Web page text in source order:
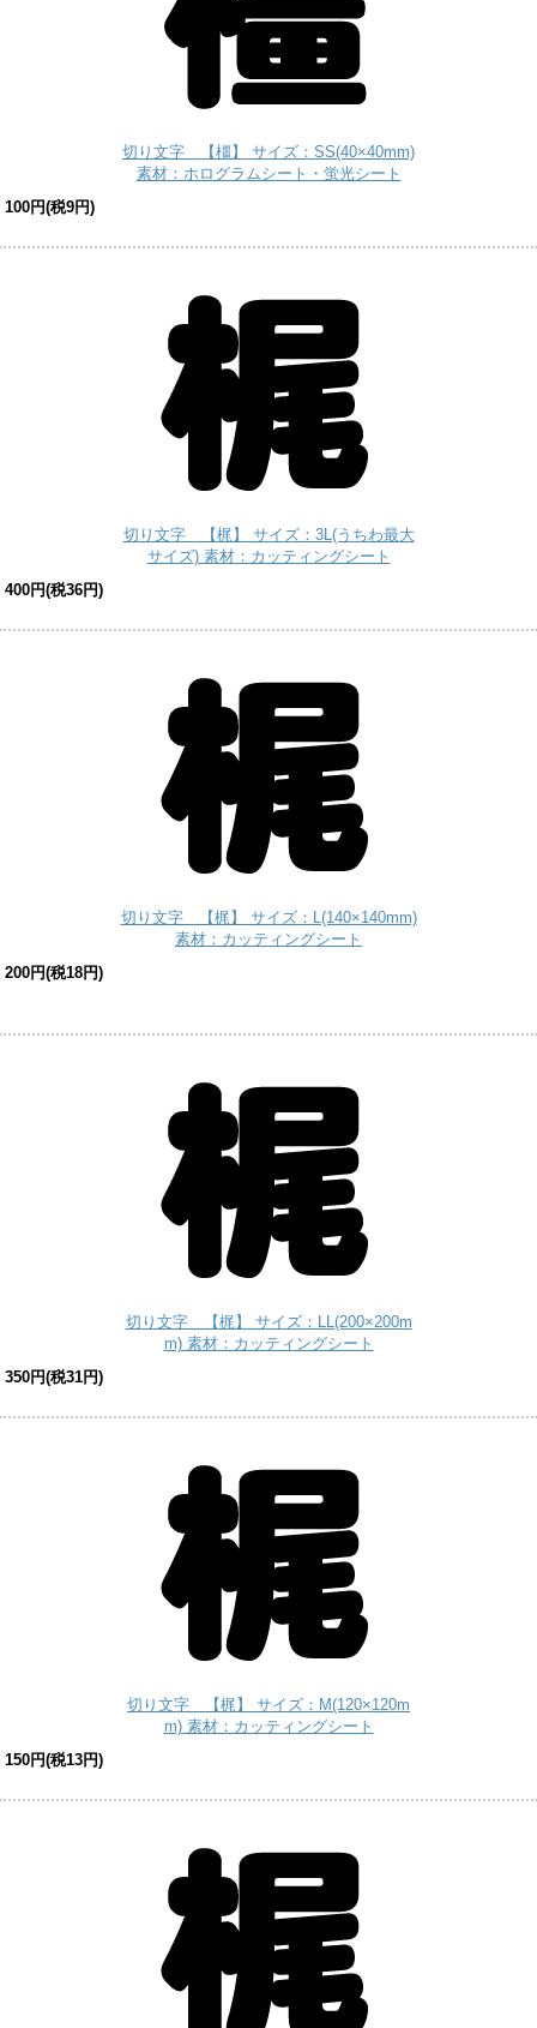
切り文字 【橿】 サイズ：SS(40×40mm)
素材：ホログラムシート・蛍光シート
100円(税9円)
切り文字 【梶】 サイズ：3L(うちわ最大
サイズ) 素材：カッティングシート
400円(税36円)
切り文字 【梶】 サイズ：L(140×140mm)
素材：カッティングシート
200円(税18円)
切り文字 【梶】 サイズ：LL(200×200m
m) 素材：カッティングシート
350円(税31円)
切り文字 【梶】 サイズ：M(120×120m
m) 素材：カッティングシート
150円(税13円)